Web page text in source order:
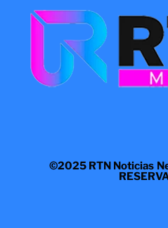
©2025 RTN Noticias